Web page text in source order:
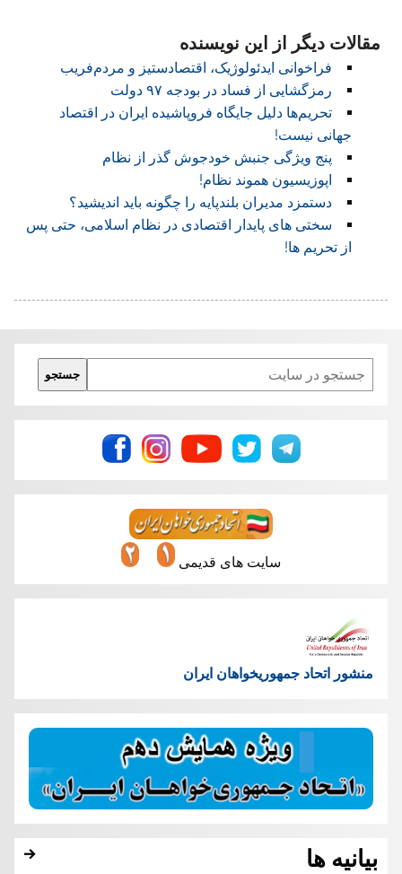
مقالات دیگر از این نویسنده
فراخوانی ‏ایدئولوژیک، اقتصادستیز و مردم‌فریب
رمزگشایی از فساد در بودجه ۹۷ دولت
تحریم‌ها دلیل جایگاه فروپاشیده ایران در اقتصاد
جهانی نیست!
پنج ویژگی جنبش خودجوش گذر از نظام
اپوزیسیون هموند نظام!
دستمزد مدیران بلندپایه را چگونه باید اندیشید؟
سختی های پایدار اقتصادی در نظام اسلامی، حتی پس
از تحریم ها!
Search
جستجو
سایت های قدیمی
منشور اتحاد جمهوریخواهان ایران
بیانیه ها